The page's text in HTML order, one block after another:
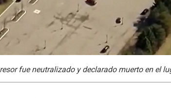
fue neutralizado y declarado muerto en el